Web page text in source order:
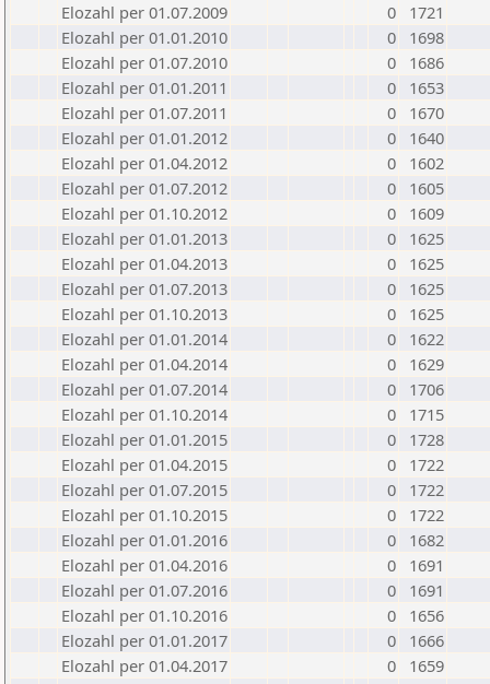
Elozahl per 01.07.2009
0
1721
Elozahl per 01.01.2010
0
1698
Elozahl per 01.07.2010
0
1686
Elozahl per 01.01.2011
0
1653
Elozahl per 01.07.2011
0
1670
Elozahl per 01.01.2012
0
1640
Elozahl per 01.04.2012
0
1602
Elozahl per 01.07.2012
0
1605
Elozahl per 01.10.2012
0
1609
Elozahl per 01.01.2013
0
1625
Elozahl per 01.04.2013
0
1625
Elozahl per 01.07.2013
0
1625
Elozahl per 01.10.2013
0
1625
Elozahl per 01.01.2014
0
1622
Elozahl per 01.04.2014
0
1629
Elozahl per 01.07.2014
0
1706
Elozahl per 01.10.2014
0
1715
Elozahl per 01.01.2015
0
1728
Elozahl per 01.04.2015
0
1722
Elozahl per 01.07.2015
0
1722
Elozahl per 01.10.2015
0
1722
Elozahl per 01.01.2016
0
1682
Elozahl per 01.04.2016
0
1691
Elozahl per 01.07.2016
0
1691
Elozahl per 01.10.2016
0
1656
Elozahl per 01.01.2017
0
1666
Elozahl per 01.04.2017
0
1659